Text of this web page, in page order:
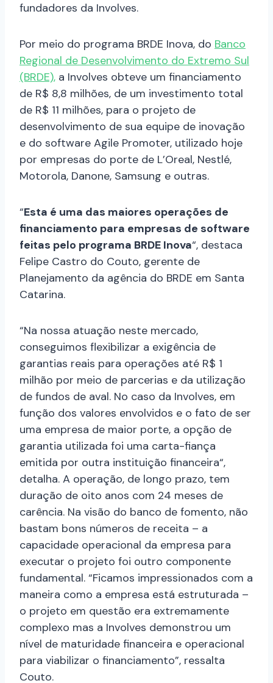
fundadores da Involves.
Por meio do programa BRDE Inova, do Banco
Regional de Desenvolvimento do Extremo Sul
(BRDE), a Involves obteve um financiamento
de R$ 8,8 milhões, de um investimento total
de R$ 11 milhões, para o projeto de
desenvolvimento de sua equipe de inovação
e do software Agile Promoter, utilizado hoje
por empresas do porte de L’Oreal, Nestlé,
Motorola, Danone, Samsung e outras.
“Esta é uma das maiores operações de
financiamento para empresas de software
feitas pelo programa BRDE Inova“, destaca
Felipe Castro do Couto, gerente de
Planejamento da agência do BRDE em Santa
Catarina.
“Na nossa atuação neste mercado,
conseguimos flexibilizar a exigência de
garantias reais para operações até R$ 1
milhão por meio de parcerias e da utilização
de fundos de aval. No caso da Involves, em
função dos valores envolvidos e o fato de ser
uma empresa de maior porte, a opção de
garantia utilizada foi uma carta-fiança
emitida por outra instituição financeira“,
detalha. A operação, de longo prazo, tem
duração de oito anos com 24 meses de
carência. Na visão do banco de fomento, não
bastam bons números de receita – a
capacidade operacional da empresa para
executar o projeto foi outro componente
fundamental. “Ficamos impressionados com a
maneira como a empresa está estruturada –
o projeto em questão era extremamente
complexo mas a Involves demonstrou um
nível de maturidade financeira e operacional
para viabilizar o financiamento”, ressalta
Couto.